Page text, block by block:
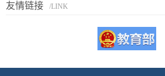
友情链接 /LINK